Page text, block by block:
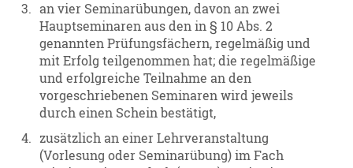
3. an vier Seminarübungen, davon an zwei
Hauptseminaren aus den in § 10 Abs. 2
genannten Prüfungsfächern, regelmäßig und
mit Erfolg teilgenommen hat; die regelmäßige
und erfolgreiche Teilnahme an den
vorgeschriebenen Seminaren wird jeweils
durch einen Schein bestätigt,
4. zusätzlich an einer Lehrveranstaltung
(Vorlesung oder Seminarübung) im Fach